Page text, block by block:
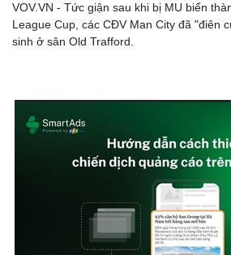
Cây thuốc
Phòng mạch online
Ăn sạch sống khỏe
Tình
VOV.VN - Tức giận sau khi bị MU biến
League Cup, các CĐV Man City đã "điên
sinh ở sân Old Trafford.